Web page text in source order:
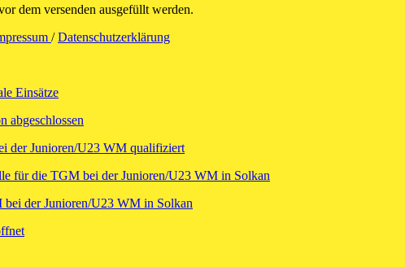
dem versenden ausgefüllt werden.
/Datenschutzerklärung
Einsätze
der Junioren/U23 WM qualifiziert
für die TGM bei der Junioren/U23 WM in Solkan
der Junioren/U23 WM in Solkan